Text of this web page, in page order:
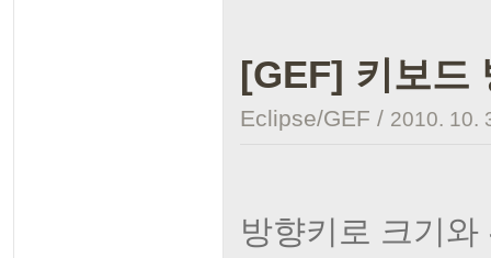
[GEF] 키보드
Eclipse/GEF / 2010. 10.
방향키로 크기